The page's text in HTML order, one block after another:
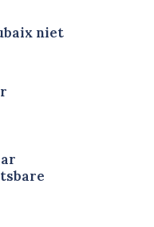
niet